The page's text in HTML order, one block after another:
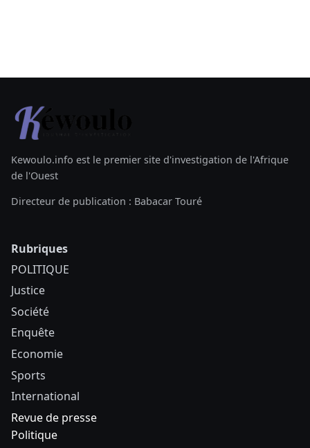
Kewoulo.info est le premier site d'investigation de l'Afrique
de l'Ouest
Directeur de publication : Babacar Touré
Rubriques
POLITIQUE
Justice
Société
Enquête
Economie
Sports
International
Revue de presse
Politique